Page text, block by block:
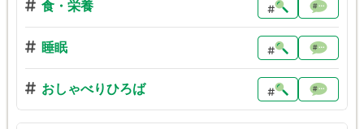
食・栄養
睡眠
おしゃべりひろば